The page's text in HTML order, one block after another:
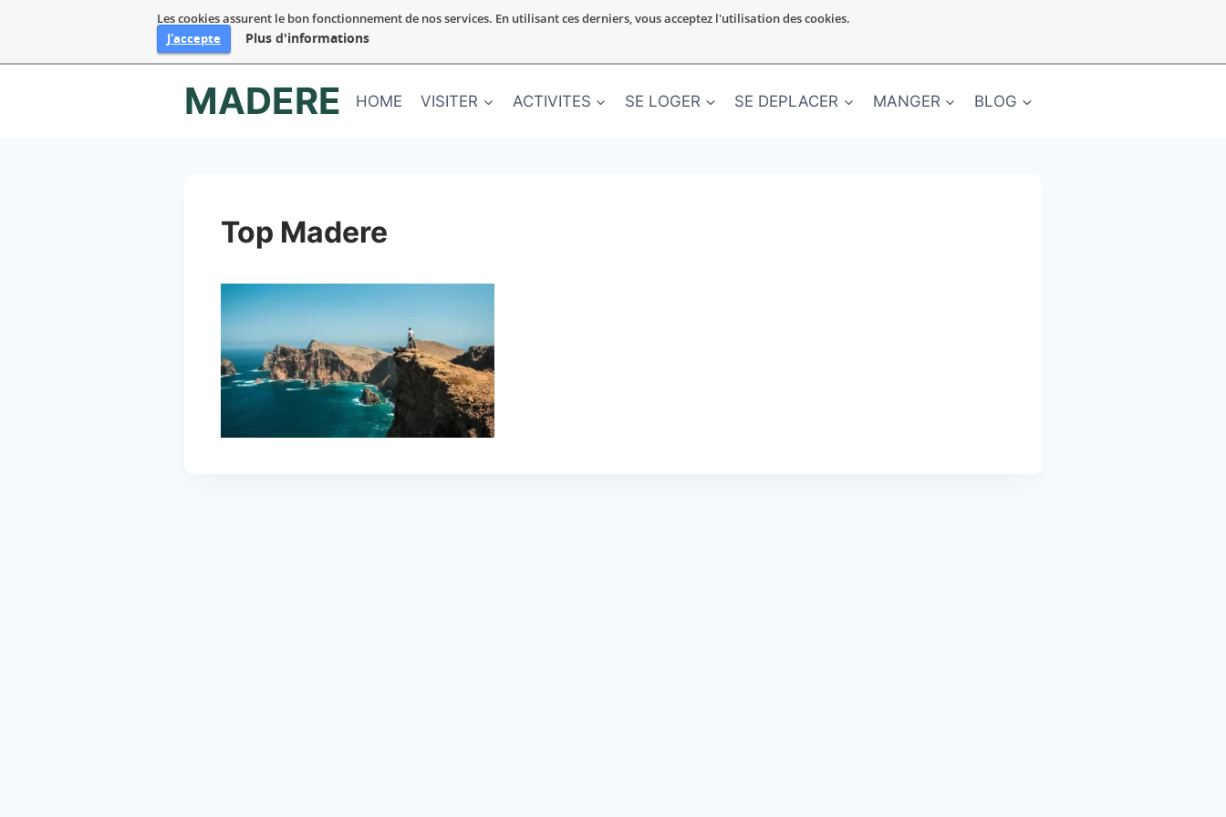
Les cookies assurent le bon fonctionnement de nos services. En utilisant ces derniers, vous acceptez l'utilisation des cookies.
J'accepte
Plus d'informations
MADERE HOME VISITER ACTIVITES SE LOGER SE DEPLACER MANGER BLOG
Top Madere